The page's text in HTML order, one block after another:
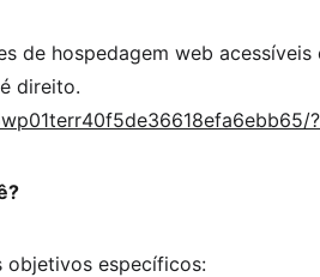
de hospedagem web
direito.
objetivos específicos: